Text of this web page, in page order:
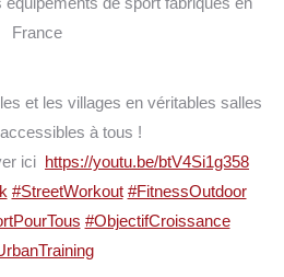
France
et les villages en véritables salles
à tous !
ici https://youtu.be/btV4Si1g358
#StreetWorkout #FitnessOutdoor
#ObjectifCroissance